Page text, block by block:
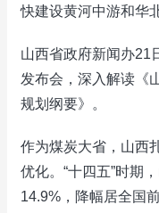
快建设黄河中游和华
山西省政府新闻办21
发布会，深入解读《
规划纲要》。
作为煤炭大省，山西
优化。“十四五”时期
14.9%，降幅居全国